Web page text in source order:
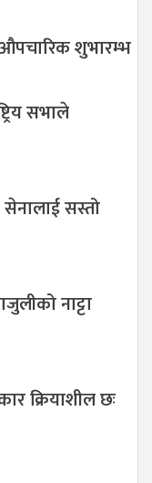
औपचारिक शुभारम्भ
सभाले
सस्तो
नाट्टा
क्रियाशील छः